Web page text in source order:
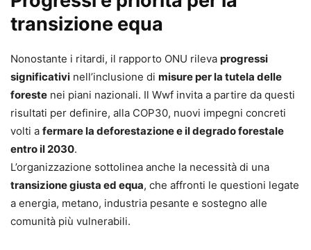
transizione equa
Nonostante i ritardi, il rapporto ONU rileva progressi
significativi nell’inclusione di misure per la tutela delle
foreste nei piani nazionali. Il Wwf invita a partire da questi
risultati per definire, alla COP30, nuovi impegni concreti
volti a fermare la deforestazione e il degrado forestale
entro il 2030.
L’organizzazione sottolinea anche la necessità di una
transizione giusta ed equa, che affronti le questioni legate
a energia, metano, industria pesante e sostegno alle
comunità più vulnerabili.